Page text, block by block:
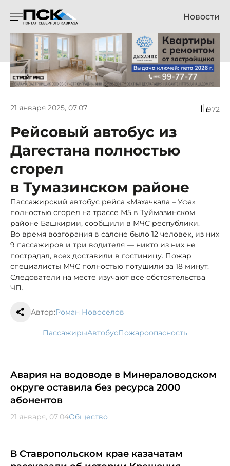
Новости
21 января 2025, 07:07 972
Рейсовый автобус из
Дагестана полностью
сгорел
в Тумазинском районе
Пассажирский автобус рейса «Махачкала – Уфа»
полностью сгорел на трассе М5 в Туймазинском
районе Башкирии, сообщили в МЧС республики.
Во время возгорания в салоне было 12 человек, из них
9 пассажиров и три водителя — никто из них не
пострадал, всех доставили в гостиницу. Пожар
специалисты МЧС полностью потушили за 18 минут.
Следователи на месте изучают все обстоятельства
ЧП.
Автор:Роман Новоселов
пассажиры автобус пожароопасность
Авария на водоводе в Минераловодском
округе оставила без ресурса 2000
абонентов
21 января, 07:04Общество
В Ставропольском крае казачатам